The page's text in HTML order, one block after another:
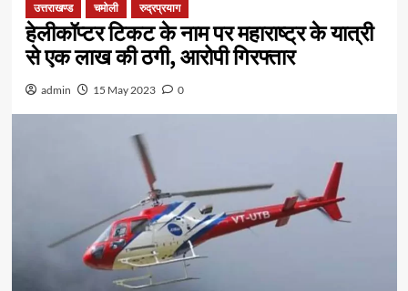
उत्तराखण्ड चमोली रुद्रप्रयाग
हेलीकॉप्टर टिकट के नाम पर महाराष्ट्र के यात्री
से एक लाख की ठगी, आरोपी गिरफ्तार
admin 15 May 2023 0